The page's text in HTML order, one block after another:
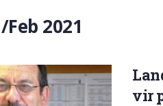
Feb 2021
vir